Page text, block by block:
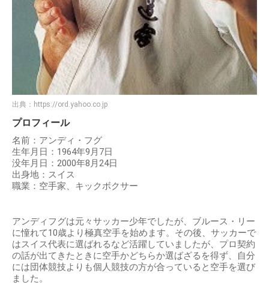
出典： https://ord.yahoo.co.jp
プロフィール
名前：アンディ・フグ
生年月日：1964年9月7日
没年月日：2000年8月24日
出身地：スイス
職業：空手家、キックボクサー
アンディフグは元々サッカー少年でしたが、ブルース・リー
に憧れて10歳より極真空手を始めます。その後、サッカーで
はスイス代表に選ばれるなど活躍していましたが、プロ契約
の話が出てきたときに空手かどちらか選ばざるを得ず、自分
には団体競技よりも個人競技の方が合っていると空手を選び
ました。